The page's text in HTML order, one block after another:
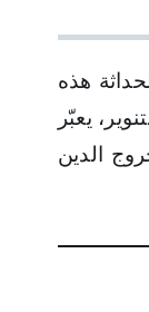
هذه
يعبّر
الدين